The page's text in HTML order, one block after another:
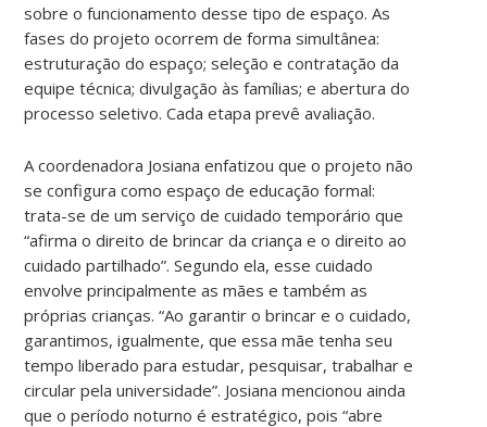
sobre o funcionamento desse tipo de espaço. As
fases do projeto ocorrem de forma simultânea:
estruturação do espaço; seleção e contratação da
equipe técnica; divulgação às famílias; e abertura do
processo seletivo. Cada etapa prevê avaliação.
A coordenadora Josiana enfatizou que o projeto não
se configura como espaço de educação formal:
trata-se de um serviço de cuidado temporário que
“afirma o direito de brincar da criança e o direito ao
cuidado partilhado”. Segundo ela, esse cuidado
envolve principalmente as mães e também as
próprias crianças. “Ao garantir o brincar e o cuidado,
garantimos, igualmente, que essa mãe tenha seu
tempo liberado para estudar, pesquisar, trabalhar e
circular pela universidade”. Josiana mencionou ainda
que o período noturno é estratégico, pois “abre